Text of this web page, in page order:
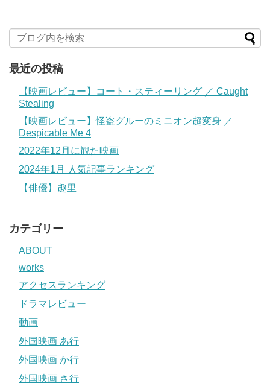
最近の投稿
【映画レビュー】コート・スティーリング ／ Caught
Stealing
【映画レビュー】怪盗グルーのミニオン超変身 ／
Despicable Me 4
2022年12月に観た映画
2024年1月 人気記事ランキング
【俳優】趣里
カテゴリー
ABOUT
works
アクセスランキング
ドラマレビュー
動画
外国映画 あ行
外国映画 か行
外国映画 さ行